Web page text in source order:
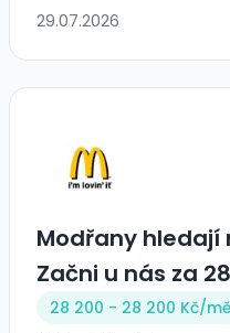
29.07.2026
Modřany hledají
Začni u nás za
28 200 - 28 200 Kč/